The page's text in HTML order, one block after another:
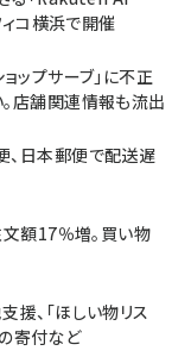
コ横浜で開催
ップサーブ」に不正
店舗関連情報も流出
、日本郵便で配送遅
文額17％増。買い物
、「ほしい物リス
寄付など